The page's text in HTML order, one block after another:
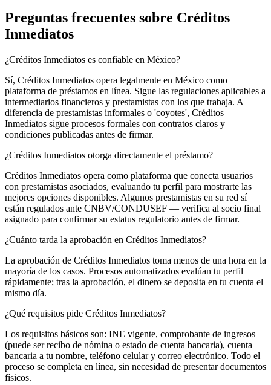
Preguntas frecuentes sobre Créditos
Inmediatos
¿Créditos Inmediatos es confiable en México?
Sí, Créditos Inmediatos opera legalmente en México como
plataforma de préstamos en línea. Sigue las regulaciones aplicables a
intermediarios financieros y prestamistas con los que trabaja. A
diferencia de prestamistas informales o 'coyotes', Créditos
Inmediatos sigue procesos formales con contratos claros y
condiciones publicadas antes de firmar.
¿Créditos Inmediatos otorga directamente el préstamo?
Créditos Inmediatos opera como plataforma que conecta usuarios
con prestamistas asociados, evaluando tu perfil para mostrarte las
mejores opciones disponibles. Algunos prestamistas en su red sí
están regulados ante CNBV/CONDUSEF — verifica al socio final
asignado para confirmar su estatus regulatorio antes de firmar.
¿Cuánto tarda la aprobación en Créditos Inmediatos?
La aprobación de Créditos Inmediatos toma menos de una hora en la
mayoría de los casos. Procesos automatizados evalúan tu perfil
rápidamente; tras la aprobación, el dinero se deposita en tu cuenta el
mismo día.
¿Qué requisitos pide Créditos Inmediatos?
Los requisitos básicos son: INE vigente, comprobante de ingresos
(puede ser recibo de nómina o estado de cuenta bancaria), cuenta
bancaria a tu nombre, teléfono celular y correo electrónico. Todo el
proceso se completa en línea, sin necesidad de presentar documentos
físicos.